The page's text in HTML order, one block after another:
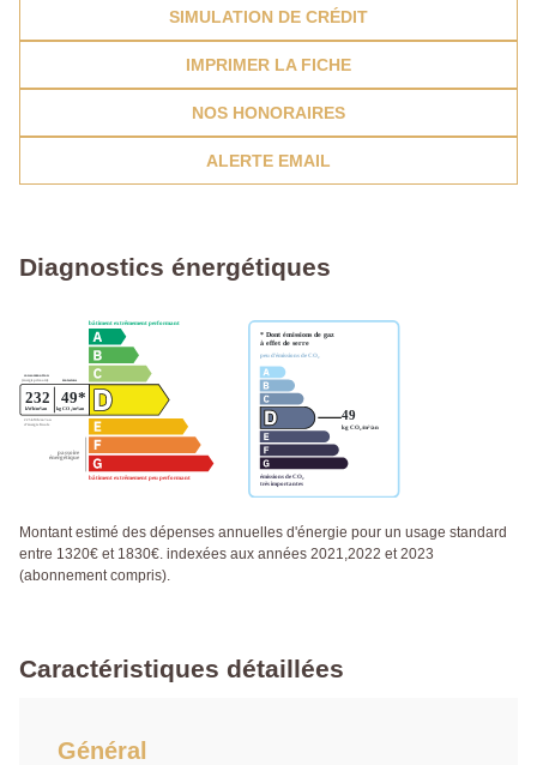
SIMULATION DE CRÉDIT
IMPRIMER LA FICHE
NOS HONORAIRES
ALERTE EMAIL
Diagnostics énergétiques
Montant estimé des dépenses annuelles d'énergie pour un usage standard
entre 1320€ et 1830€. indexées aux années 2021,2022 et 2023
(abonnement compris).
Caractéristiques détaillées
Général